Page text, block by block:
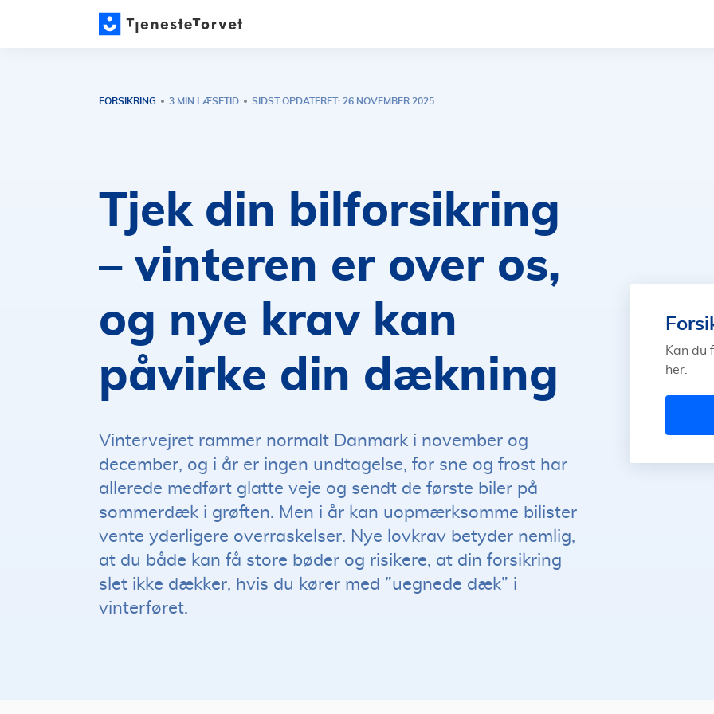
FORSIKRING 3 MIN LÆSETID SIDST OPDATERET: 26 NOVEMBER 2025
Tjek din bilforsikring
– vinteren er over os,
og nye krav kan
påvirke din dækning
Vintervejret rammer normalt Danmark i november og
december, og i år er ingen undtagelse, for sne og frost har
allerede medført glatte veje og sendt de første biler på
sommerdæk i grøften. Men i år kan uopmærksomme bilister
vente yderligere overraskelser. Nye lovkrav betyder nemlig,
at du både kan få store bøder og risikere, at din forsikring
slet ikke dækker, hvis du kører med ”uegnede dæk” i
vinterføret.
Kan du
her.